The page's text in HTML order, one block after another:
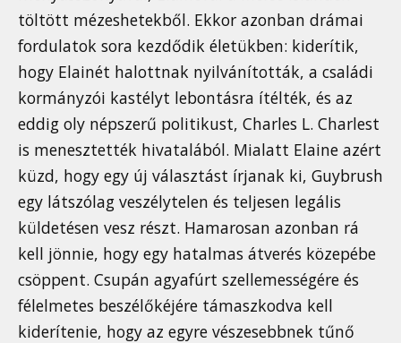
töltött mézeshetekből. Ekkor azonban drámai
fordulatok sora kezdődik életükben: kiderítik,
hogy Elainét halottnak nyilvánították, a családi
kormányzói kastélyt lebontásra ítélték, és az
eddig oly népszerű politikust, Charles L. Charlest
is menesztették hivatalából. Mialatt Elaine azért
küzd, hogy egy új választást írjanak ki, Guybrush
egy látszólag veszélytelen és teljesen legális
küldetésen vesz részt. Hamarosan azonban rá
kell jönnie, hogy egy hatalmas átverés közepébe
csöppent. Csupán agyafúrt szellemességére és
félelmetes beszélőkéjére támaszkodva kell
kiderítenie, hogy az egyre vészesebbnek tűnő